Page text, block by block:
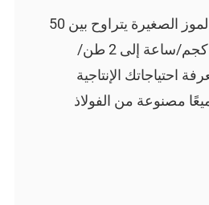
نظرًا لأن آلة رقائق الموز لها إنتاج كبير وصغير، فإن تكلفة استثمارها تختلف أيضًا. إنتاج آلة رقائق الموز الصغيرة يتراوح بين 50
كجم/ساعة إلى 500 كجم/ساعة، بينما إنتاج آلة رقائق الموز الأوتوماتيكية الكبيرة يتراوح بين 300 كجم/ساعة إلى 2 طن/
احتياجاتك الإنتاجية
مصنوعة من الفولاذ